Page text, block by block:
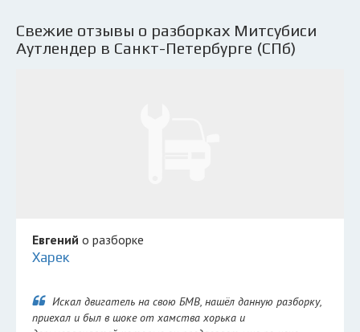
Свежие отзывы о разборках Митсубиси
Аутлендер в Санкт-Петербурге (СПб)
Евгений о разборке
Харек
Искал двигатель на свою БМВ, нашёл данную разборку,
приехал и был в шоке от хамства хорька и